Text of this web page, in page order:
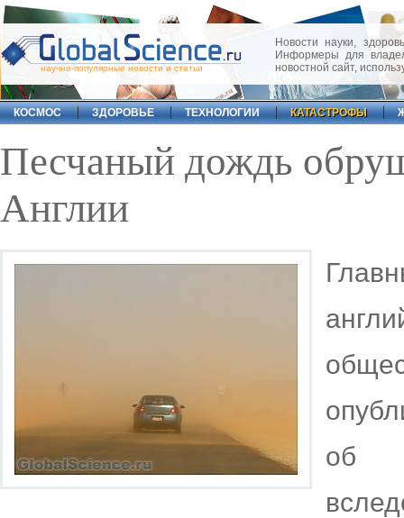
научно-популярные новости и статьи
Новости науки,
Информеры для
новостной сайт,
КОСМОС ЗДОРОВЬЕ ТЕХНОЛОГИИ КАТАСТРОФЫ
Песчаный дождь
Англии
об